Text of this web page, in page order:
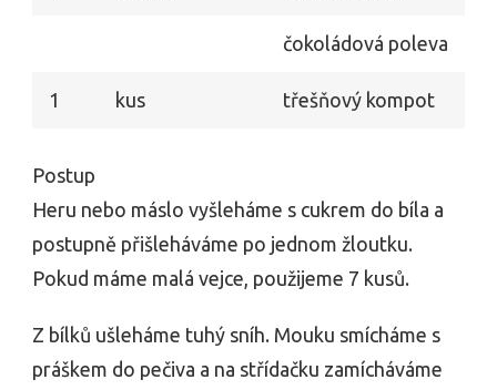
čokoládová poleva
1 kus třešňový kompot
Postup
Heru nebo máslo vyšleháme s cukrem do bíla a
postupně přišleháváme po jednom žloutku.
Pokud máme malá vejce, použijeme 7 kusů.
Z bílků ušleháme tuhý sníh. Mouku smícháme s
práškem do pečiva a na střídačku zamícháváme